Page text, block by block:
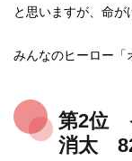
と思いますが、命が
みんなのヒーロー「
第2位
消太